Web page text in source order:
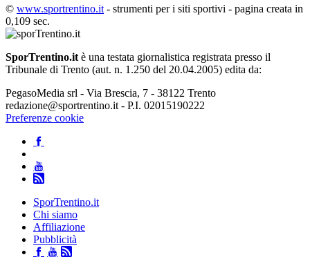
© www.sportrentino.it- strumenti per i siti sportivi - pagina creata in
0,109 sec.
SporTrentino.itè una testata giornalistica registrata presso il
Tribunale di Trento (aut. n. 1.250 del 20.04.2005) edita da:
PegasoMedia srl - Via Brescia, 7 - 38122 Trento
redazione@sportrentino.it - P.I. 02015190222
Preferenze cookie
SporTrentino.it
Chi siamo
Affiliazione
Pubblicità